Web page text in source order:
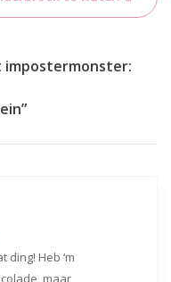
ding! Heb ‘m
maar